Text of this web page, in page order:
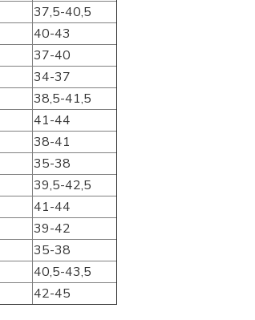
37,5-40,5
40-43
37-40
34-37
38,5-41,5
41-44
38-41
35-38
39,5-42,5
41-44
39-42
35-38
40,5-43,5
42-45